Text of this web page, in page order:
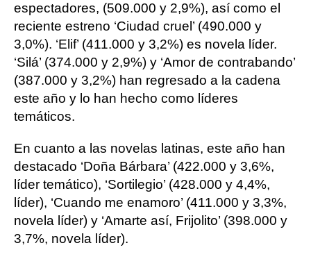
espectadores, (509.000 y 2,9%), así como el
reciente estreno ‘Ciudad cruel’ (490.000 y
3,0%). ‘Elif’ (411.000 y 3,2%) es novela líder.
‘Silá’ (374.000 y 2,9%) y ‘Amor de contrabando’
(387.000 y 3,2%) han regresado a la cadena
este año y lo han hecho como líderes
temáticos.
En cuanto a las novelas latinas, este año han
destacado ‘Doña Bárbara’ (422.000 y 3,6%,
líder temático), ‘Sortilegio’ (428.000 y 4,4%,
líder), ‘Cuando me enamoro’ (411.000 y 3,3%,
novela líder) y ‘Amarte así, Frijolito’ (398.000 y
3,7%, novela líder).